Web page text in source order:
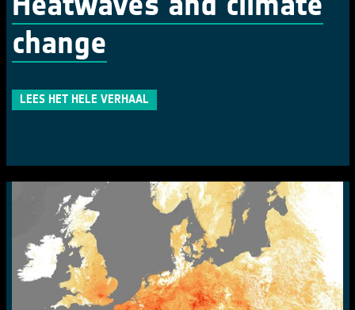
change
LEES HET HELE VERHAAL